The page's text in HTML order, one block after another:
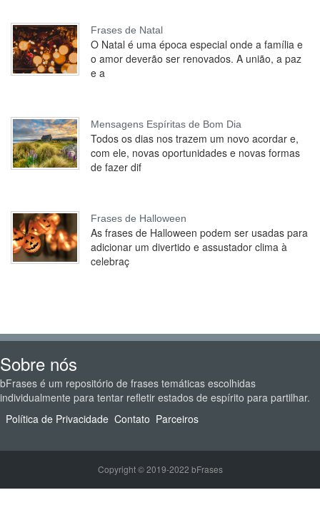
Frases de Natal
O Natal é uma época especial onde a família e
o amor deverão ser renovados. A união, a paz
e a
Mensagens Espíritas de Bom Dia
Todos os dias nos trazem um novo acordar e,
com ele, novas oportunidades e novas formas
de fazer dif
Frases de Halloween
As frases de Halloween podem ser usadas para
adicionar um divertido e assustador clima à
celebraç
Sobre nós
bFrases é um repositório de frases temáticas escolhidas
individualmente para tentar refletir estados de espírito para partilhar.
Política de Privacidade Contato Parceiros
Copyright © 2019-2022 bFrases